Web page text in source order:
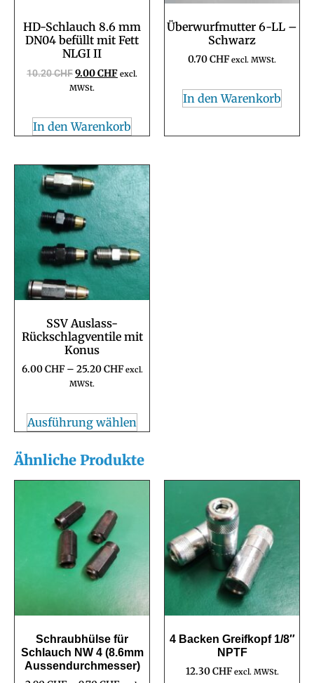
HD-Schlauch 8.6 mm
DN04 befüllt mit Fett
NLGI II
10.20CHF9.00CHF excl.
MWSt.
In den Warenkorb
Überwurfmutter 6-LL –
Schwarz
0.70CHF excl. MWSt.
In den Warenkorb
SSV Auslass-
Rückschlagventile mit
Konus
6.00CHF – 25.20CHF excl.
MWSt.
Ausführung wählen
Ähnliche Produkte
Schraubhülse für
Schlauch NW 4 (8.6mm
Aussendurchmesser)
4 Backen Greifkopf 1/8″
NPTF
12.30CHF excl. MWSt.